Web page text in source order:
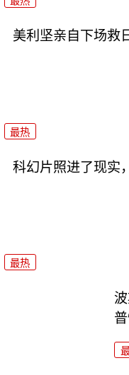
美利坚亲自下场救
最热
科幻片照进了现实
最热